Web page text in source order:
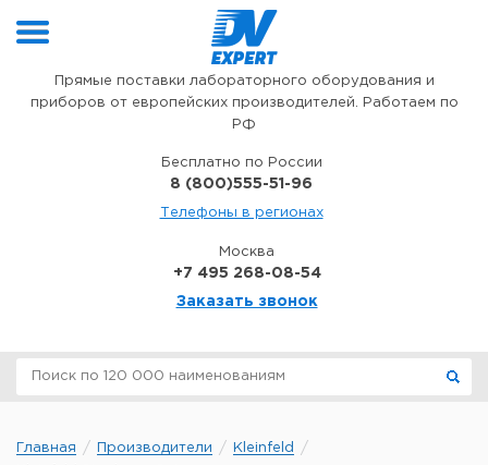
Прямые поставки лабораторного оборудования и
приборов от европейских производителей. Работаем по
РФ
Бесплатно по России
8 (800)555-51-96
Телефоны в регионах
Москва
+7 495 268-08-54
Заказать звонок
Главная Производители
Kleinfeld